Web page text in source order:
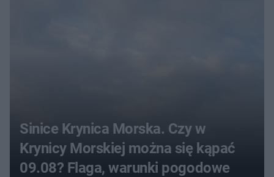
Sinice Krynica Morska. Czy w
Krynicy Morskiej można się kąpać
09.08? Flaga, warunki pogodowe